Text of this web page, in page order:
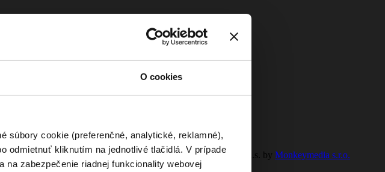
O cookies
súbory cookie (preferenčné, analytické, reklamné),
odmietnuť kliknutím na jednotlivé tlačidlá. V prípade
zabezpečenie riadnej funkcionality webovej
Ochrana osobných údajov© 2023 SPP - distribúcia, a.s. by Monkeymedia s.r.o.